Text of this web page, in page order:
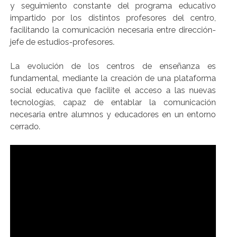
y seguimiento constante del programa educativo
impartido por los distintos profesores del centro,
facilitando la comunicación necesaria entre dirección-
jefe de estudios-profesores.
La evolución de los centros de enseñanza es
fundamental, mediante la creación de una plataforma
social educativa que facilite el acceso a las nuevas
tecnologías, capaz de entablar la comunicación
necesaria entre alumnos y educadores en un entorno
cerrado.